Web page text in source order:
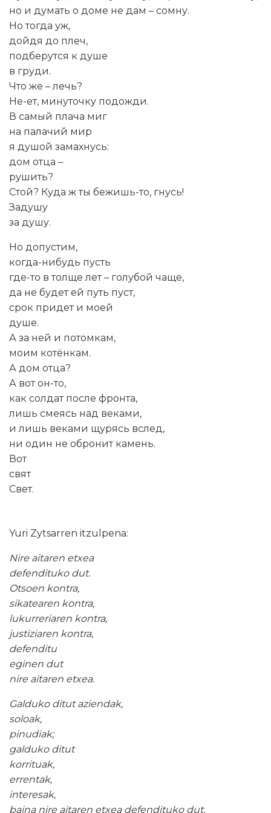
но и думать о доме не дам – сомну.
Но тогда уж,
дойдя до плеч,
подберутся к душе
в груди.
Что же – лечь?
Не-ет, минуточку подожди.
В самый плача миг
на палачий мир
я душой замахнусь:
дом отца –
рушить?
Стой? Куда ж ты бежишь-то, гнусь!
Задушy
за дyшу.
Но допустим,
когда-нибудь пусть
где-то в толще лет – голубой чащe,
да не будет ей путь пуст,
срок придет и моей
душe.
А за ней и потомкам,
моим котёнкам.
А дом отца?
А вот он-то,
как солдат после фронта,
лишь смеясь над векaми,
и лишь вeками щурясь вслед,
ни один не обронит камень.
Вот
свят
Свет.
Yuri Zytsarren itzulpena:
Nire aitaren etxea
defendituko dut.
Otsoen kontra,
sikatearen kontra,
lukurreriaren kontra,
justiziaren kontra,
defenditu
eginen dut
nire aitaren etxea.
Galduko ditut aziendak,
soloak,
pinudiak;
galduko ditut
korrituak,
errentak,
interesak,
baina nire aitaren etxea defendituko dut.